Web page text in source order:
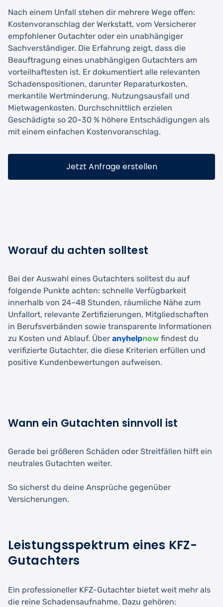
Nach einem Unfall stehen dir mehrere Wege offen:
Kostenvoranschlag der Werkstatt, vom Versicherer
empfohlener Gutachter oder ein unabhängiger
Sachverständiger. Die Erfahrung zeigt, dass die
Beauftragung eines unabhängigen Gutachters am
vorteilhaftesten ist. Er dokumentiert alle relevanten
Schadenspositionen, darunter Reparaturkosten,
merkantile Wertminderung, Nutzungsausfall und
Mietwagenkosten. Durchschnittlich erzielen
Geschädigte so 20–30 % höhere Entschädigungen als
mit einem einfachen Kostenvoranschlag.
Jetzt Anfrage erstellen
Worauf du achten solltest
Bei der Auswahl eines Gutachters solltest du auf
folgende Punkte achten: schnelle Verfügbarkeit
innerhalb von 24–48 Stunden, räumliche Nähe zum
Unfallort, relevante Zertifizierungen, Mitgliedschaften
in Berufsverbänden sowie transparente Informationen
zu Kosten und Ablauf. Über anyhelpnow findest du
verifizierte Gutachter, die diese Kriterien erfüllen und
positive Kundenbewertungen aufweisen.
Wann ein Gutachten sinnvoll ist
Gerade bei größeren Schäden oder Streitfällen hilft ein
neutrales Gutachten weiter.
So sicherst du deine Ansprüche gegenüber
Versicherungen.
Leistungsspektrum eines KFZ-
Gutachters
Ein professioneller KFZ-Gutachter bietet weit mehr als
die reine Schadensaufnahme. Dazu gehören: